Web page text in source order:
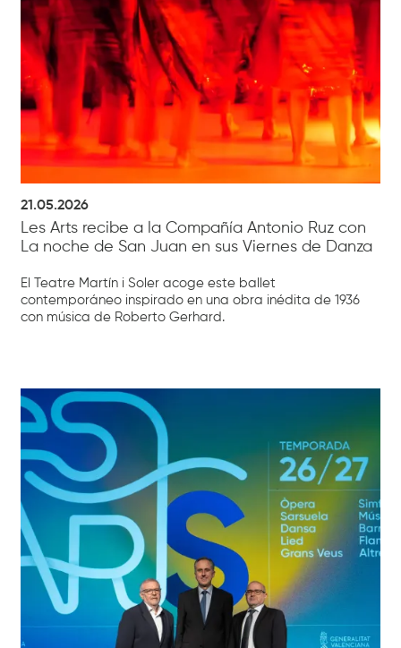
21.05.2026
Les Arts recibe a la Compañía Antonio Ruz con
La noche de San Juan en sus Viernes de Danza
El Teatre Martín i Soler acoge este ballet
contemporáneo inspirado en una obra inédita de 1936
con música de Roberto Gerhard.